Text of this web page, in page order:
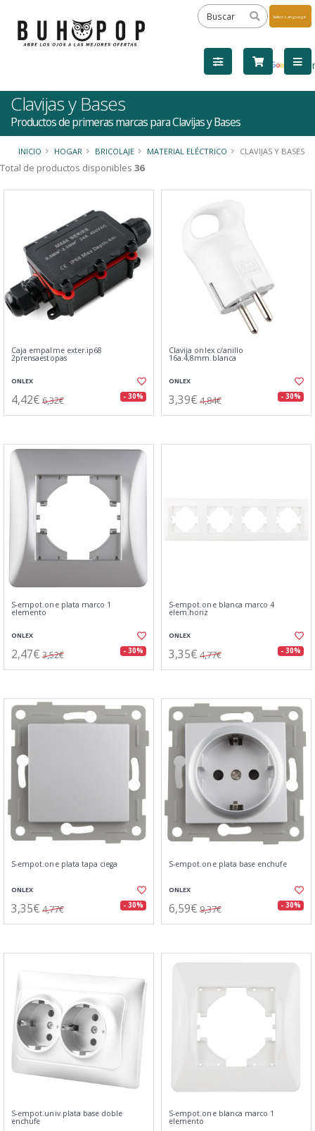
by
Clavijas y Bases
Productos de primeras marcas para Clavijas y Bases
INICIO HOGAR BRICOLAJE MATERIAL ELÉCTRICO CLAVIJAS Y BASES
Total de productos disponibles 36
Caja empalme exter.ip68
2prensaestopas
ONLEX
4,42€ 6,32€ - 30%
Clavija onlex c/anillo
16a.4,8mm.blanca
ONLEX
3,39€ 4,84€ - 30%
S-empot.one plata marco 1
elemento
ONLEX
2,47€ 3,52€ - 30%
S-empot.one blanca marco 4
elem.horiz
ONLEX
3,35€ 4,77€ - 30%
S-empot.one plata tapa ciega
ONLEX
3,35€ 4,77€ - 30%
S-empot.one plata base enchufe
ONLEX
6,59€ 9,37€ - 30%
S-empot.univ.plata base doble
enchufe
S-empot.one blanca marco 1
elemento